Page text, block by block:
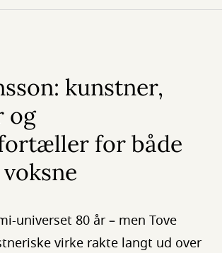
kunstner,
og
for både
universet 80 år – men Tove
virke rakte langt ud over